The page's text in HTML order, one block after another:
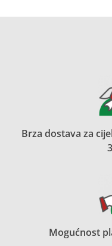
Brza dostava za
Mogućnost